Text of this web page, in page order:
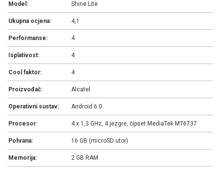
Model: Shine Lite
Ukupna ocjena: 4,1
Performanse: 4
Isplativost: 4
Cool faktor: 4
Proizvođač: Alcatel
Operativni sustav: Android 6.0
Procesor: 4 x 1,3 GHz, 4 jezgre, čipset MediaTek MT6737
Pohrana: 16 GB (microSD utor)
Memorija: 2 GB RAM